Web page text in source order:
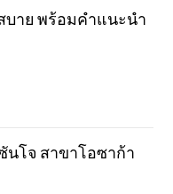
บาย พร้อมคำแนะนำ
โจ สาขาโอซาก้า